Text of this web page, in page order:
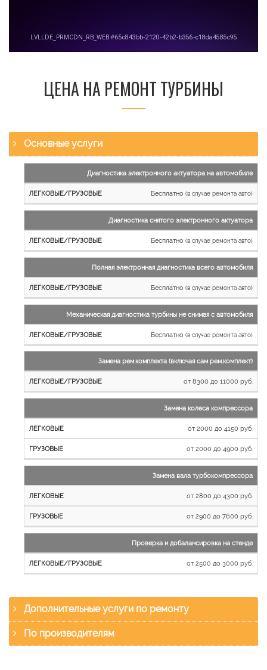
ЦЕНА НА РЕМОНТ ТУРБИНЫ
Основные услуги
работы
Легковые
и
Грузовые
автомобили
Диагностика электронного актуатора на автомобиле
Бесплатно (в случае ремонта авто)
Диагностика снятого электронного актуатора
Бесплатно (в случае ремонта авто)
Полная электронная диагностика всего автомобиля
Бесплатно (в случае ремонта авто)
Механическая диагностика турбины не снимая с автомобиля
Бесплатно (в случае ремонта авто)
Замена рем.комплекта (включая сам рем.комплект)
от 8300 до 11000 руб.
Замена колеса компрессора
от 2000 до 4150 руб.
от 2000 до 4900 руб.
Замена вала турбокомпрессора
от 2800 до 4300 руб.
от 2900 до 7600 руб.
Проверка и добалансировка на стенде
от 2500 до 3000 руб.
Дополнительные услуги по ремонту
По производителям